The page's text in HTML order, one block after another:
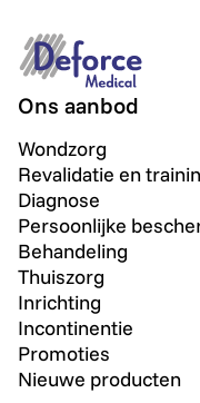
Ons aanbod
Wondzorg
Revalidatie en
Diagnose
Persoonlijke
Behandeling
Thuiszorg
Inrichting
Incontinentie
Promoties
Nieuwe producten